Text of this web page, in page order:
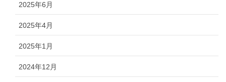
2025年6月
2025年4月
2025年1月
2024年12月